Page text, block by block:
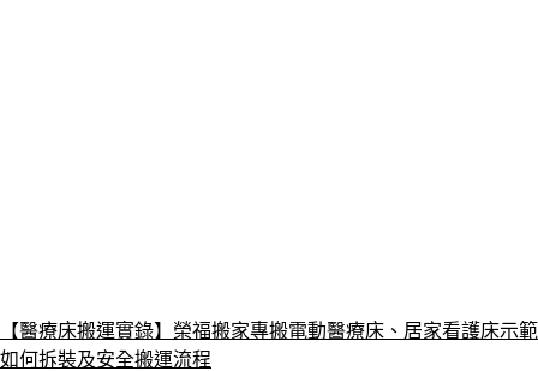
【醫療床搬運實錄】榮福搬家專搬電動醫療床、居家看護床示範
如何拆裝及安全搬運流程